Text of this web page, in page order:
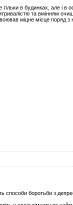
в будинках, але і в
та вмінням
міцне місце поряд з
способи боротьби з